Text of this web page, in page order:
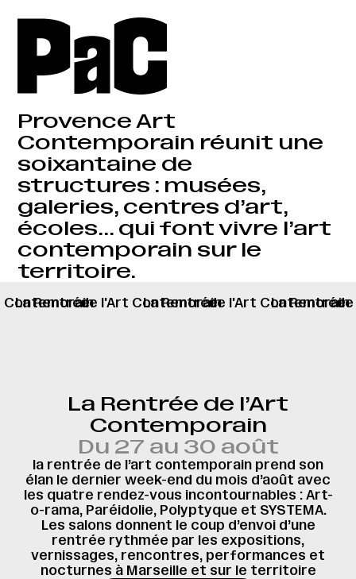
Provence Art
Contemporain réunit une
soixantaine de
structures : musées,
galeries, centres d’art,
écoles… qui font vivre l’art
contemporain sur le
territoire.
La Rentrée de l’Art
Contemporain
Du 27 au 30 août
la rentrée de l’art contemporain prend son
élan le dernier week-end du mois d’août avec
les quatre rendez-vous incontournables : Art-
o-rama, Paréidolie, Polyptyque et SYSTEMA.
Les salons donnent le coup d’envoi d’une
rentrée rythmée par les expositions,
vernissages, rencontres, performances et
nocturnes à Marseille et sur le territoire
Contemorain
La Rentréede l'Art Contemorain
La Rentréede l'Art Contemorain
La Rentrée